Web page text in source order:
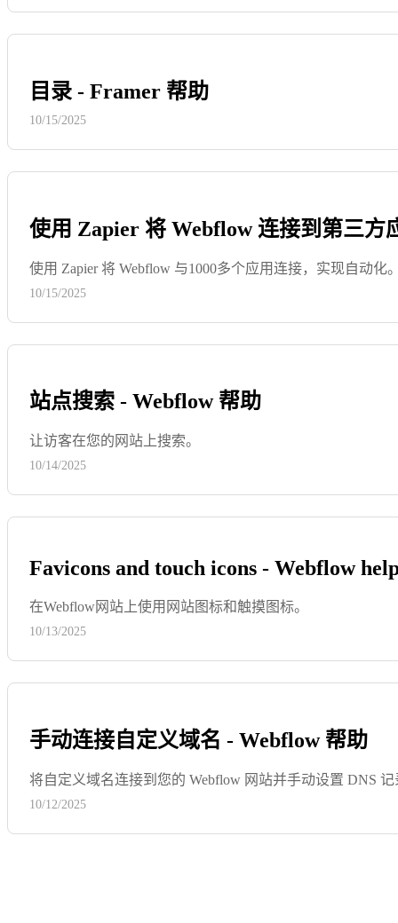
目录 - Framer 帮助
10/15/2025
使用 Zapier 将 Webflow 连接到第三方
使用 Zapier 将 Webflow 与1000多个应用连接，实现自动化。
10/15/2025
站点搜索 - Webflow 帮助
让访客在您的网站上搜索。
10/14/2025
Favicons and touch icons - Webflow
在Webflow网站上使用网站图标和触摸图标。
10/13/2025
手动连接自定义域名 - Webflow 帮助
将自定义域名连接到您的 Webflow 网站并手动设置 DNS 记
10/12/2025